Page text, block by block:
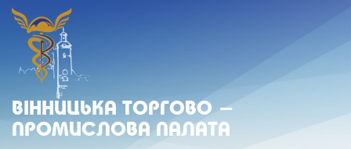
ВIННИЦЬКА ТОРГОВО -
ПРОМИСЛОВА ПАЛАТА